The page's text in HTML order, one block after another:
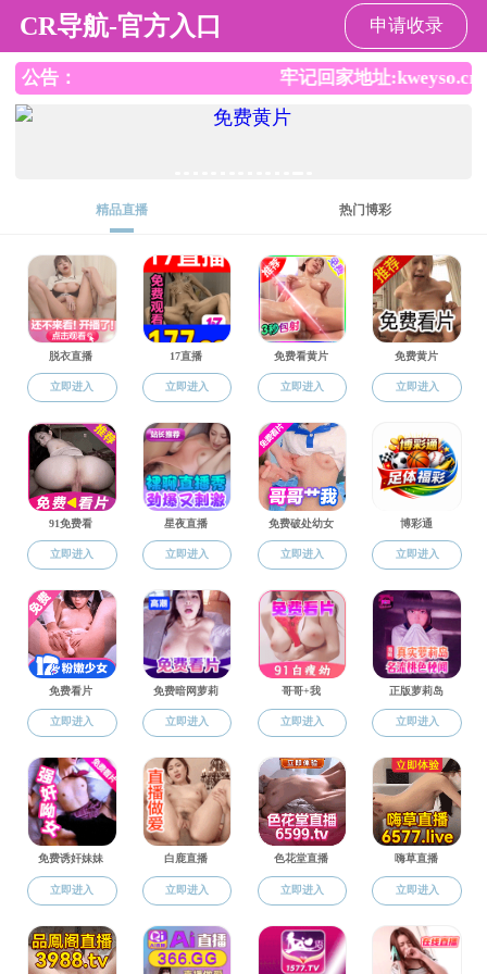
成人卡通
讲师
姓名：
胡凤燕
职称：
讲师
所在院系： 自动化系
最后学位：
硕士
最后毕业院校： 西安电子科技大学
所学专业：
研究方向：
联系方式：
个人简介